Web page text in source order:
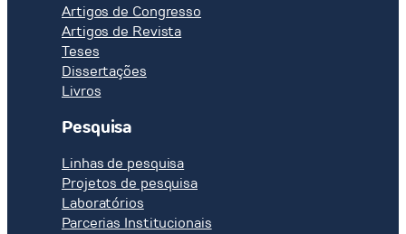
Artigos de Congresso
Artigos de Revista
Teses
Dissertações
Livros
Pesquisa
Linhas de pesquisa
Projetos de pesquisa
Laboratórios
Parcerias Institucionais